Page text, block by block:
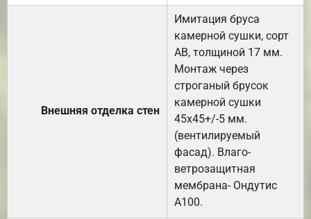
Внешняя отделка стен
Имитация бруса
камерной сушки, сорт
АВ, толщиной 17 мм.
Монтаж через
строганый брусок
камерной сушки
45х45+/-5 мм.
(вентилируемый
фасад). Влаго-
ветрозащитная
мембрана- Ондутис
А100.